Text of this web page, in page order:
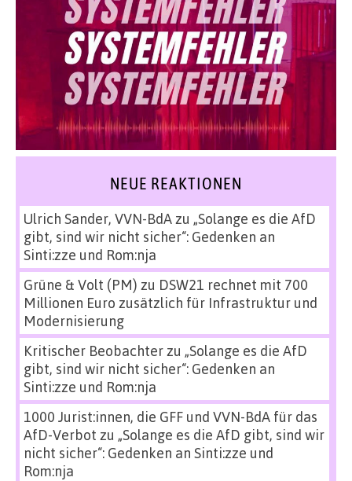
NEUE REAKTIONEN
Ulrich Sander, VVN-BdAzu „Solange es die AfD
gibt, sind wir nicht sicher“: Gedenken an
Sinti:zze und Rom:nja
Grüne & Volt (PM) zu DSW21 rechnet mit 700
Millionen Euro zusätzlich für Infrastruktur und
Modernisierung
Kritischer Beobachterzu „Solange es die AfD
gibt, sind wir nicht sicher“: Gedenken an
Sinti:zze und Rom:nja
1000 Jurist:innen, die GFF und VVN-BdA für das
AfD-Verbot zu „Solange es die AfD gibt, sind wir
nicht sicher“: Gedenken an Sinti:zze und
Rom:nja